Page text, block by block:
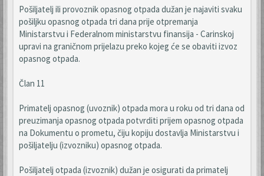
Pošiljatelj ili provoznik opasnog otpada dužan je najaviti svaku
pošiljku opasnog otpada tri dana prije otpremanja
Ministarstvu i Federalnom ministarstvu finansija - Carinskoj
upravi na graničnom prijelazu preko kojeg će se obaviti izvoz
opasnog otpada.
Član 11
Primatelj opasnog (uvoznik) otpada mora u roku od tri dana od
preuzimanja opasnog otpada potvrditi prijem opasnog otpada
na Dokumentu o prometu, čiju kopiju dostavlja Ministarstvu i
pošiljatelju (izvozniku) opasnog otpada.
Pošiljatelj otpada (izvoznik) dužan je osigurati da primatelj